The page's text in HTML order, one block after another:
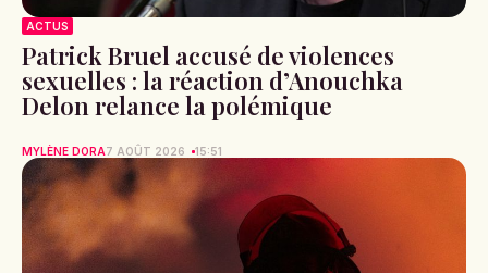
ACTUS
Patrick Bruel accusé de violences
sexuelles : la réaction d’Anouchka
Delon relance la polémique
MYLÈNE DORA7 AOÛT 2026 15:51